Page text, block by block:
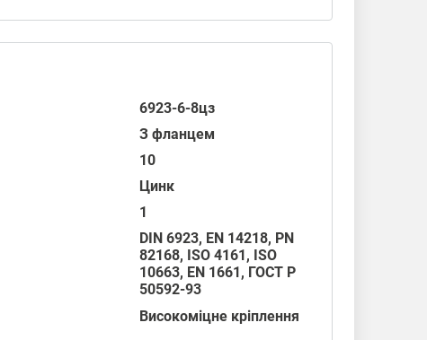
6923-6-8цз
З фланцем
10
Цинк
1
DIN 6923, EN 14218, PN
82168, ISO 4161, ISO
10663, EN 1661, ГОСТ P
50592-93
Високоміцне кріплення